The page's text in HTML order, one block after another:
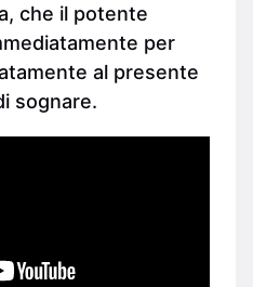
che il potente
per
al presente
sognare.